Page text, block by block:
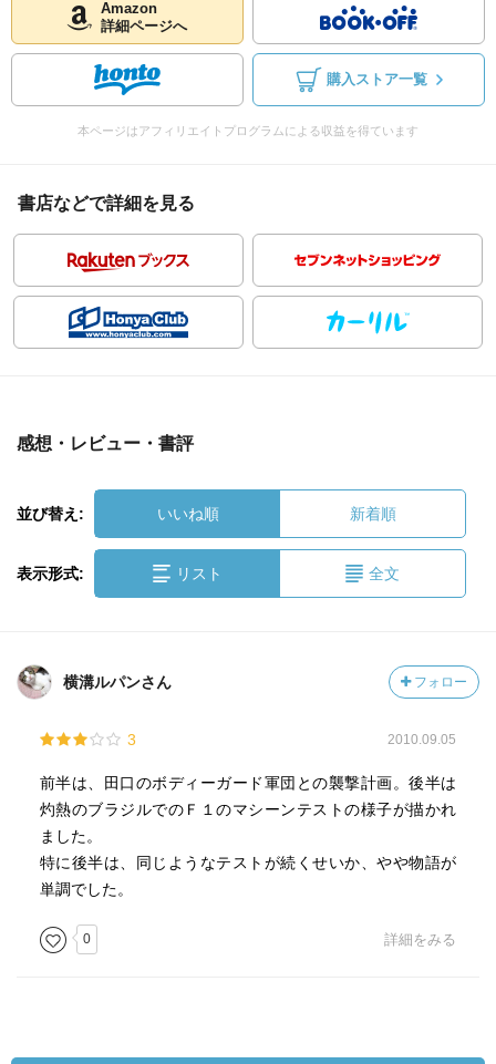
Amazon
詳細ページへ
購入ストア一覧
本ページはアフィリエイトプログラムによる収益を得ています
書店などで詳細を見る
感想・レビュー・書評
並び替え: いいね順 新着順
表示形式: リスト 全文
横溝ルパンさん フォロー
3 2010.09.05
前半は、田口のボディーガード軍団との襲撃計画。後半は
灼熱のブラジルでのＦ１のマシーンテストの様子が描かれ
ました。
特に後半は、同じようなテストが続くせいか、やや物語が
単調でした。
0 詳細をみる